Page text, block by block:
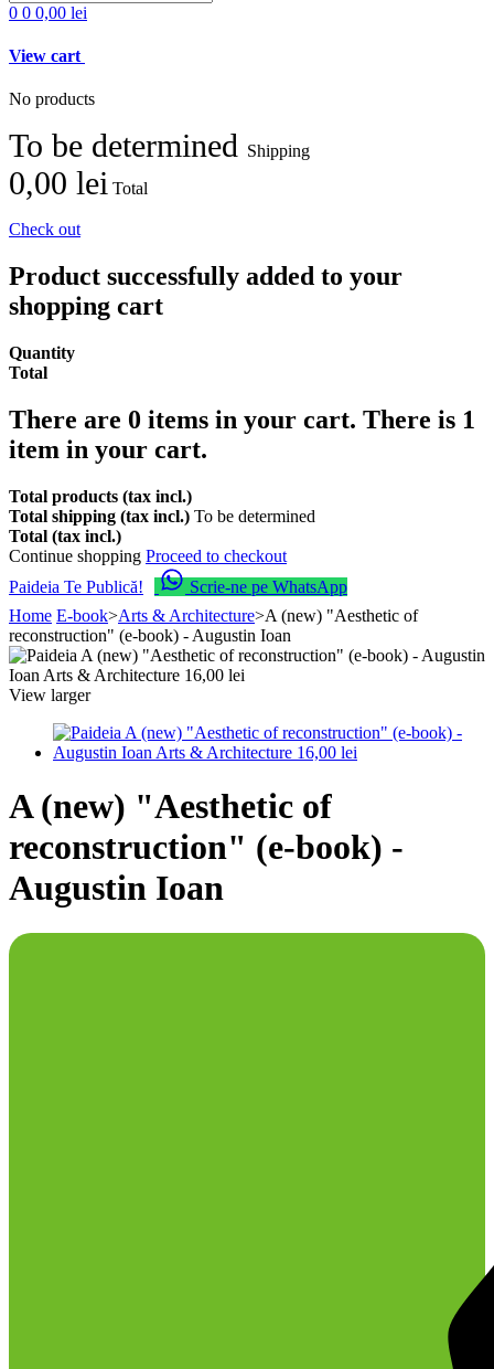
0 0 0,00 lei
View cart
No products
To be determined Shipping
0,00 lei Total
Check out
Product successfully added to your
shopping cart
Quantity
Total
There are 0 items in your cart. There is 1
item in your cart.
Total products (tax incl.)
Total shipping (tax incl.) To be determined
Total (tax incl.)
Continue shopping Proceed to checkout
Paideia Te Publică!
Scrie-ne pe WhatsApp
Home E-book>Arts & Architecture>A (new) "Aesthetic of
reconstruction" (e-book) - Augustin Ioan
View larger
A (new) "Aesthetic of
reconstruction" (e-book) -
Augustin Ioan